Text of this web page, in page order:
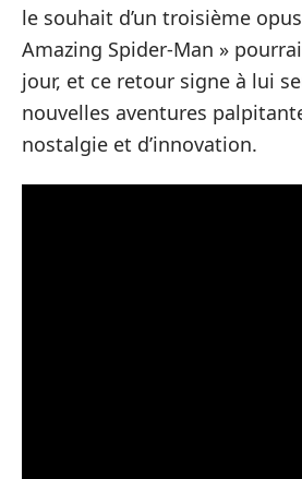
le souhait d’un troisième
Amazing Spider-Man »
jour, et ce retour signe à lui
nouvelles aventures
nostalgie et d’innovation.